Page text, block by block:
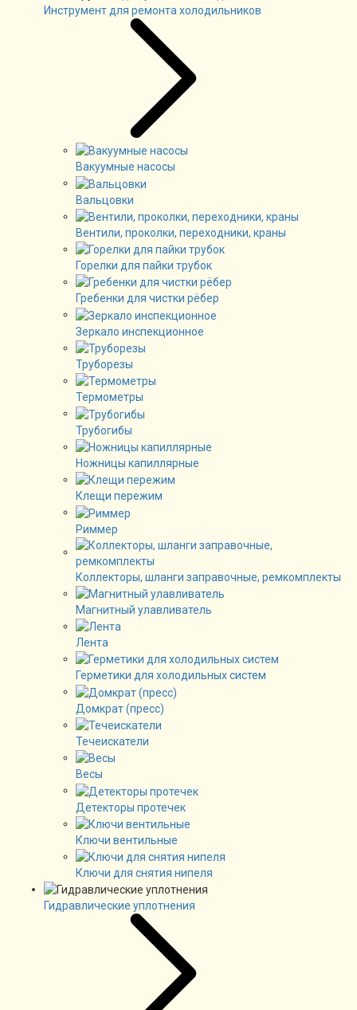
Инструмент для ремонта холодильников
Вакуумные насосы
Вальцовки
Вентили, проколки, переходники, краны
Горелки для пайки трубок
Гребенки для чистки рёбер
Зеркало инспекционное
Труборезы
Термометры
Трубогибы
Ножницы капиллярные
Клещи пережим
Риммер
Коллекторы, шланги заправочные, ремкомплекты
Магнитный улавливатель
Лента
Герметики для холодильных систем
Домкрат (пресс)
Течеискатели
Весы
Детекторы протечек
Ключи вентильные
Ключи для снятия нипеля
Гидравлические уплотнения